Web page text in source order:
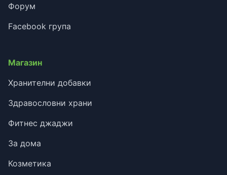
Форум
Facebook група
Магазин
Хранителни добавки
Здравословни храни
Фитнес джаджи
За дома
Козметика